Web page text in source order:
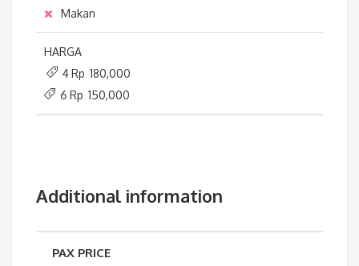
Makan
HARGA
4 Rp 180,000
6 Rp 150,000
Additional information
PAX PRICE